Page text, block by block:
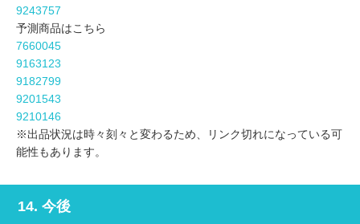
9243757
予測商品はこちら
7660045
9163123
9182799
9201543
9210146
※出品状況は時々刻々と変わるため、リンク切れになっている可
能性もあります。
14. 今後